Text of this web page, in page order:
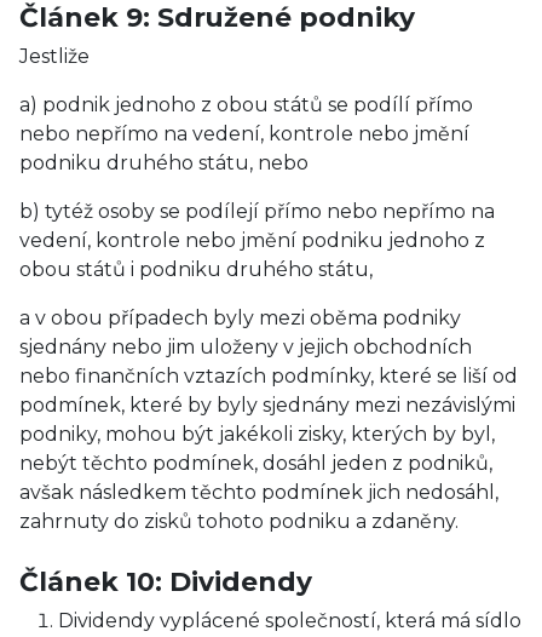
Článek 9: Sdružené podniky
Jestliže
a) podnik jednoho z obou států se podílí přímo
nebo nepřímo na vedení, kontrole nebo jmění
podniku druhého státu, nebo
b) tytéž osoby se podílejí přímo nebo nepřímo na
vedení, kontrole nebo jmění podniku jednoho z
obou států i podniku druhého státu,
a v obou případech byly mezi oběma podniky
sjednány nebo jim uloženy v jejich obchodních
nebo finančních vztazích podmínky, které se liší od
podmínek, které by byly sjednány mezi nezávislými
podniky, mohou být jakékoli zisky, kterých by byl,
nebýt těchto podmínek, dosáhl jeden z podniků,
avšak následkem těchto podmínek jich nedosáhl,
zahrnuty do zisků tohoto podniku a zdaněny.
Článek 10: Dividendy
Dividendy vyplácené společností, která má sídlo